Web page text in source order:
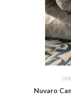
Nuvaro